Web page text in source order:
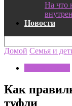
На что
Новости
Домой Семья и
Как
туфли